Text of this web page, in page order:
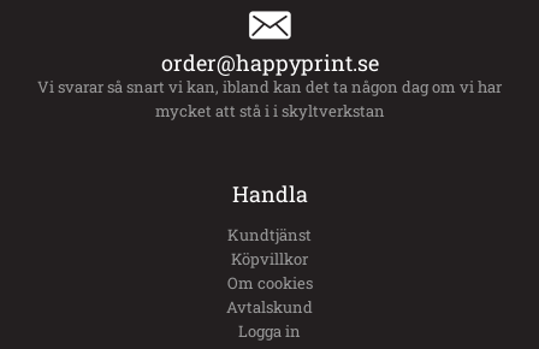
order@happyprint.se
Vi svarar så snart vi kan, ibland kan det ta någon dag om vi har
mycket att stå i i skyltverkstan
Handla
Kundtjänst
Köpvillkor
Om cookies
Avtalskund
Logga in